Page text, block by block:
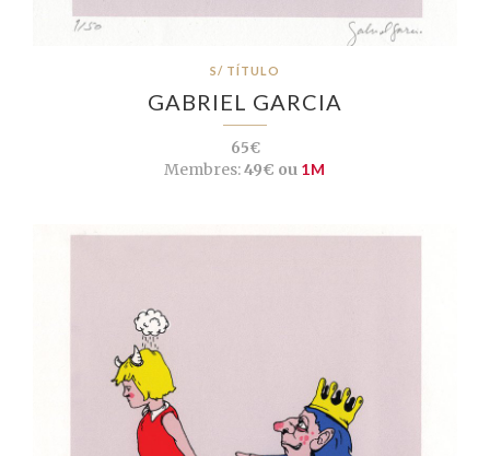
S/ TÍTULO
GABRIEL GARCIA
65€
Membres:49€ ou 1M